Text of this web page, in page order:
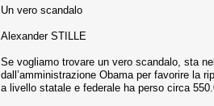
Un vero scandalo
Alexander STILLE
Se vogliamo trovare un vero scandalo, sta
dall’amministrazione Obama per favorire la
a livello statale e federale ha perso circa